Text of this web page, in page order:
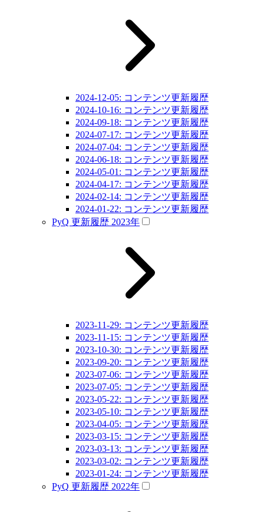
2024-12-05: コンテンツ更新履歴
2024-10-16: コンテンツ更新履歴
2024-09-18: コンテンツ更新履歴
2024-07-17: コンテンツ更新履歴
2024-07-04: コンテンツ更新履歴
2024-06-18: コンテンツ更新履歴
2024-05-01: コンテンツ更新履歴
2024-04-17: コンテンツ更新履歴
2024-02-14: コンテンツ更新履歴
2024-01-22: コンテンツ更新履歴
PyQ 更新履歴 2023年
2023-11-29: コンテンツ更新履歴
2023-11-15: コンテンツ更新履歴
2023-10-30: コンテンツ更新履歴
2023-09-20: コンテンツ更新履歴
2023-07-06: コンテンツ更新履歴
2023-07-05: コンテンツ更新履歴
2023-05-22: コンテンツ更新履歴
2023-05-10: コンテンツ更新履歴
2023-04-05: コンテンツ更新履歴
2023-03-15: コンテンツ更新履歴
2023-03-13: コンテンツ更新履歴
2023-03-02: コンテンツ更新履歴
2023-01-24: コンテンツ更新履歴
PyQ 更新履歴 2022年